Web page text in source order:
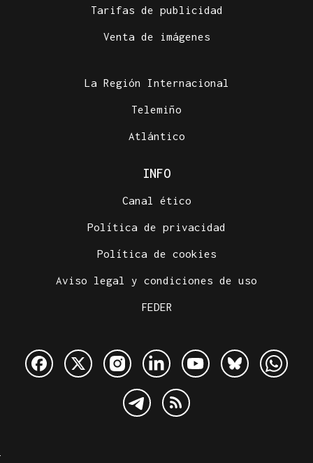
Tarifas de publicidad
Venta de imágenes
La Región Internacional
Telemiño
Atlántico
INFO
Canal ético
Política de privacidad
Política de cookies
Aviso legal y condiciones de uso
FEDER